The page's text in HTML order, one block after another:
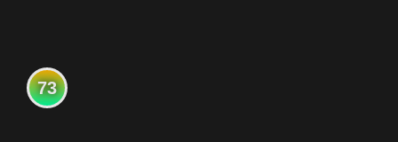
73